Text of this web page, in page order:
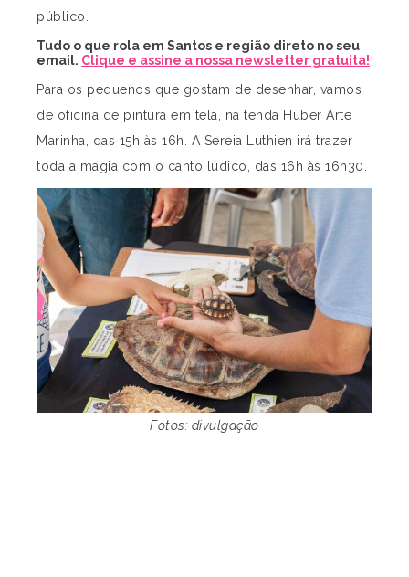
público.
Tudo o que rola em Santos e região direto no seu
email. Clique e assine a nossa newsletter gratuita!
Para os pequenos que gostam de desenhar, vamos
de oficina de pintura em tela, na tenda Huber Arte
Marinha, das 15h às 16h. A Sereia Luthien irá trazer
toda a magia com o canto lúdico, das 16h às 16h30.
Fotos: divulgação